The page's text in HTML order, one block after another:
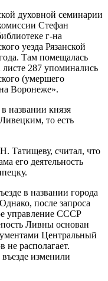
духовной семинарии
Стефан
г-на
уезда Рязанской
Там помещалась
листе 287 упоминались
(умершего
Воронеже».
названии князя
то есть
Татищеву, считал, что
его деятельность
в названии города
после запроса
управление СССР
Ливны основан
Центральный
не располагает.
изменили